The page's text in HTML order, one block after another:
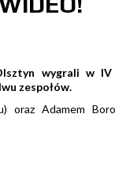
wygrali w
zespołów.
oraz Adamem